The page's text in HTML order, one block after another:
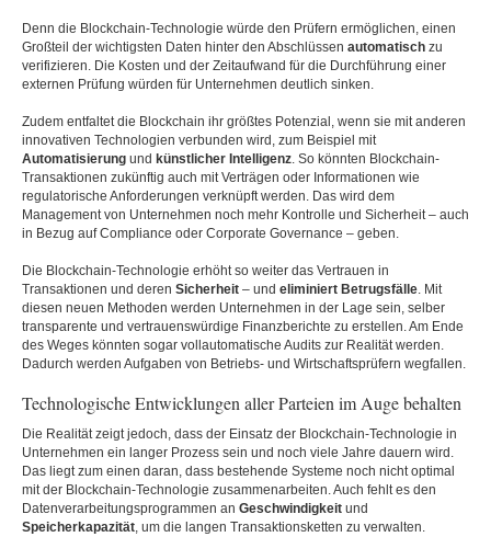
Denn die Blockchain-Technologie würde den Prüfern ermöglichen, einen
Großteil der wichtigsten Daten hinter den Abschlüssen automatisch zu
verifizieren. Die Kosten und der Zeitaufwand für die Durchführung einer
externen Prüfung würden für Unternehmen deutlich sinken.
Zudem entfaltet die Blockchain ihr größtes Potenzial, wenn sie mit anderen
innovativen Technologien verbunden wird, zum Beispiel mit
Automatisierung und künstlicher Intelligenz. So könnten Blockchain-
Transaktionen zukünftig auch mit Verträgen oder Informationen wie
regulatorische Anforderungen verknüpft werden. Das wird dem
Management von Unternehmen noch mehr Kontrolle und Sicherheit – auch
in Bezug auf Compliance oder Corporate Governance – geben.
Die Blockchain-Technologie erhöht so weiter das Vertrauen in
Transaktionen und deren Sicherheit – und eliminiert Betrugsfälle. Mit
diesen neuen Methoden werden Unternehmen in der Lage sein, selber
transparente und vertrauenswürdige Finanzberichte zu erstellen. Am Ende
des Weges könnten sogar vollautomatische Audits zur Realität werden.
Dadurch werden Aufgaben von Betriebs- und Wirtschaftsprüfern wegfallen.
Technologische Entwicklungen aller Parteien im Auge behalten
Die Realität zeigt jedoch, dass der Einsatz der Blockchain-Technologie in
Unternehmen ein langer Prozess sein und noch viele Jahre dauern wird.
Das liegt zum einen daran, dass bestehende Systeme noch nicht optimal
mit der Blockchain-Technologie zusammenarbeiten. Auch fehlt es den
Datenverarbeitungsprogrammen an Geschwindigkeit und
Speicherkapazität, um die langen Transaktionsketten zu verwalten.